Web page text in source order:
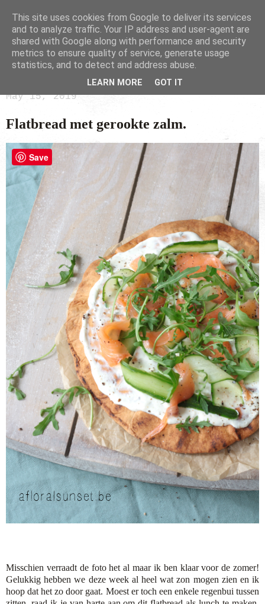
May 15, 2019
Flatbread met gerookte zalm.
Misschien verraadt de foto het al maar ik ben klaar voor de zomer!
Gelukkig hebben we deze week al heel wat zon mogen zien en ik
hoop dat het zo door gaat. Moest er toch een enkele regenbui tussen
This site uses cookies from Google to deliver its services
and to analyze traffic. Your IP address and user-agent are
shared with Google along with performance and security
metrics to ensure quality of service, generate usage
statistics, and to detect and address abuse.
LEARN MORE GOT IT
Save